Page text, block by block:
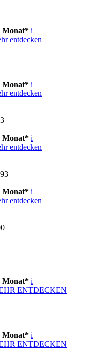
Monat* i
entdecken
Monat* i
entdecken
Monat* i
entdecken
Monat* i
entdecken
Monat* i
ENTDECKEN
Monat* i
ENTDECKEN